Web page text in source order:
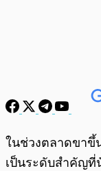
ในช่วงตลาดขาขึ้
เป็นระดับสำคัญที่